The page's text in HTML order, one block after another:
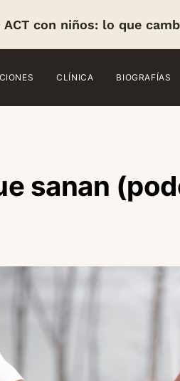
ACT con niños: lo que
CLÍNICA BIOGRAFÍAS
sanan